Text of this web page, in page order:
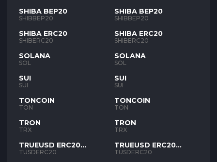
SHIBA BEP20
SHIBBEP20
SHIBA ERC20
SHIBERC20
SOLANA
SOL
SUI
SUI
TONCOIN
TON
TRON
TRX
TRUEUSD ERC20
TUSD
TUSDERC20
SHIBA BEP20
SHIBBEP20
SHIBA ERC20
SHIBERC20
SOLANA
SOL
SUI
SUI
TONCOIN
TON
TRON
TRX
TRUEUSD ERC20
TUSD
TUSDERC20